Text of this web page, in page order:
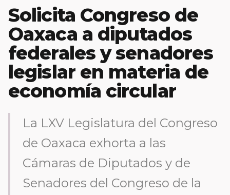
Solicita Congreso de
Oaxaca a diputados
federales y senadores
legislar en materia de
economía circular
La LXV Legislatura del Congreso
de Oaxaca exhorta a las
Cámaras de Diputados y de
Senadores del Congreso de la